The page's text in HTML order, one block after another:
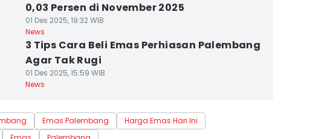
0,03 Persen di November 2025
01 Des 2025, 19:32 WIB
News
3 Tips Cara Beli Emas Perhiasan Palembang
Agar Tak Rugi
01 Des 2025, 15:59 WIB
News
Emas Palembang
Harga Emas Hari Ini